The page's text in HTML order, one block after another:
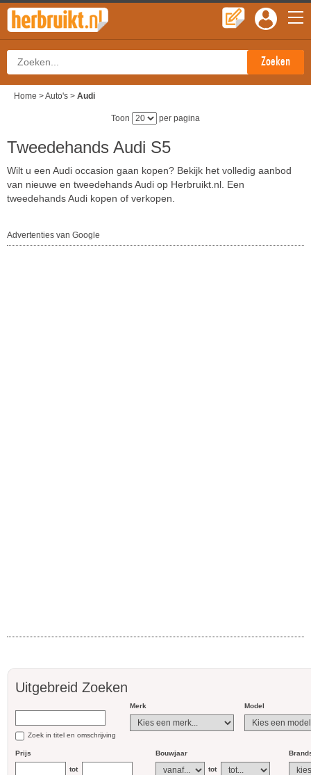
Home >Auto's > Audi
Toon per pagina
Tweedehands Audi S5
Wilt u een Audi occasion gaan kopen? Bekijk het volledig aanbod
van nieuwe en tweedehands Audi op Herbruikt.nl. Een
tweedehands Audi kopen of verkopen.
Advertenties van Google
Uitgebreid Zoeken
Zoek in titel en omschrijving
Merk Model
Prijs
tot
Bouwjaar
tot